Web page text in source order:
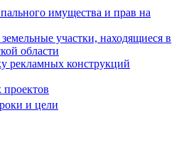
имущества и прав на
участки, находящиеся в
области
рекламных конструкций
и цели